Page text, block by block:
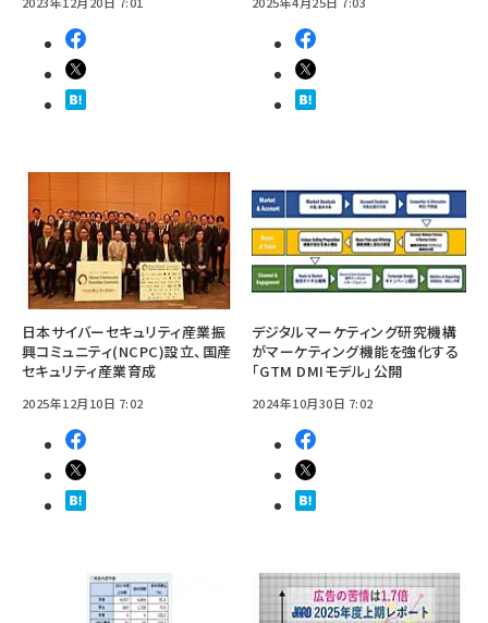
日本サイバーセキュリティ産業振
興コミュニティ(NCPC)設立、国産
セキュリティ産業育成
2025年12月10日 7:02
デジタルマーケティング研究機構
がマーケティング機能を強化する
「GTM DMIモデル」公開
2024年10月30日 7:02